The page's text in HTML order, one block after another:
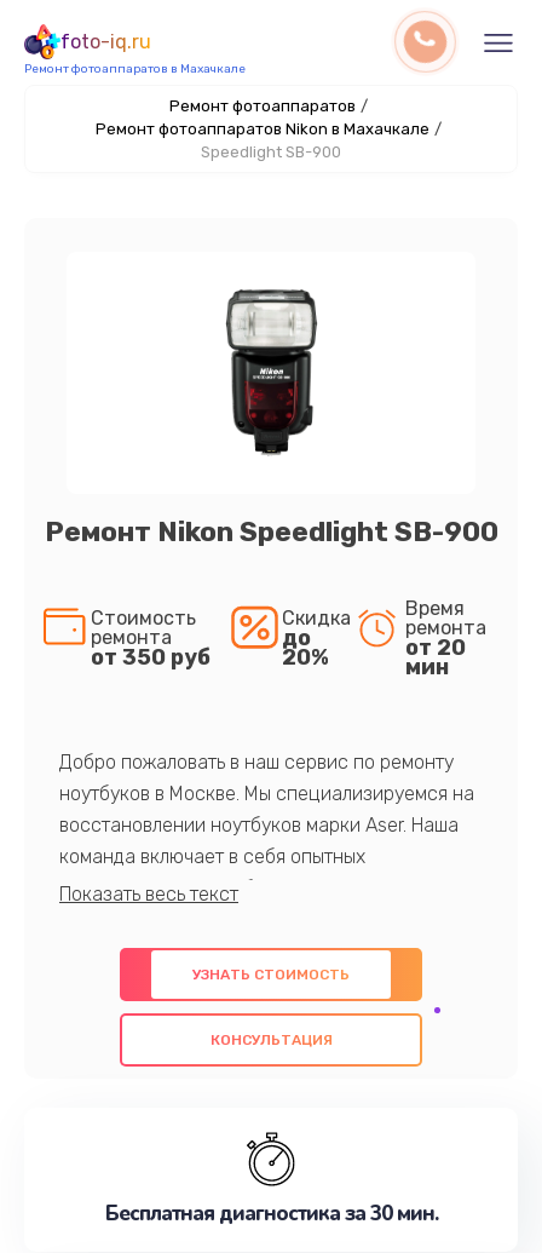
foto-iq.ru
Ремонт фотоаппаратов в Махачкале
Ремонт фотоаппаратов /
Ремонт фотоаппаратов Nikon в Махачкале /
Speedlight SB-900
Ремонт Nikon Speedlight SB-900
Стоимость
ремонта
от 350 руб
Скидка
до
20%
Время
ремонта
от 20
мин
Добро пожаловать в наш сервис по ремонту
ноутбуков в Москве. Мы специализируемся на
восстановлении ноутбуков марки Aser. Наша
команда включает в себя опытных
профессионалов с обширными знаниями и
предлагаем быстрый и качественный ремонт с
использованием оригинальных компонентов, а
также гарантируем качество всех
проведенных работ. Наша цель - предоставить
наилучшим образом. Не медлите записаться на
УЗНАТЬ СТОИМОСТЬ
КОНСУЛЬТАЦИЯ
Бесплатная диагностика за 30 мин.